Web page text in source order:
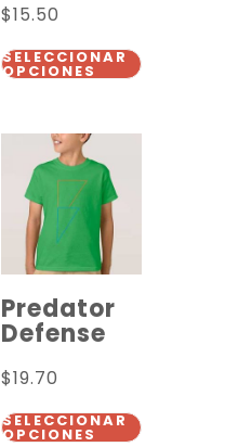
$15.50
SELECCIONAR
OPCIONES
Predator
Defense
$19.70
SELECCIONAR
OPCIONES